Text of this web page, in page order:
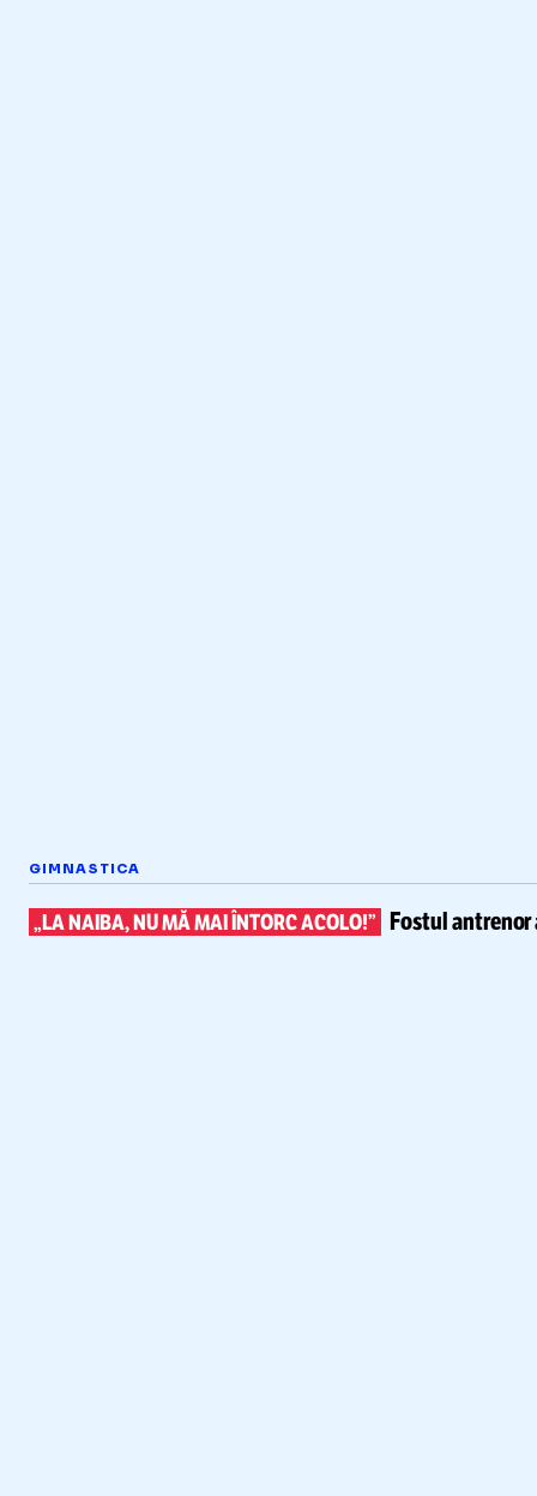
GIMNASTICA
„LA NAIBA, NU MĂ MAI ÎNTORC ACOLO!” Fostul